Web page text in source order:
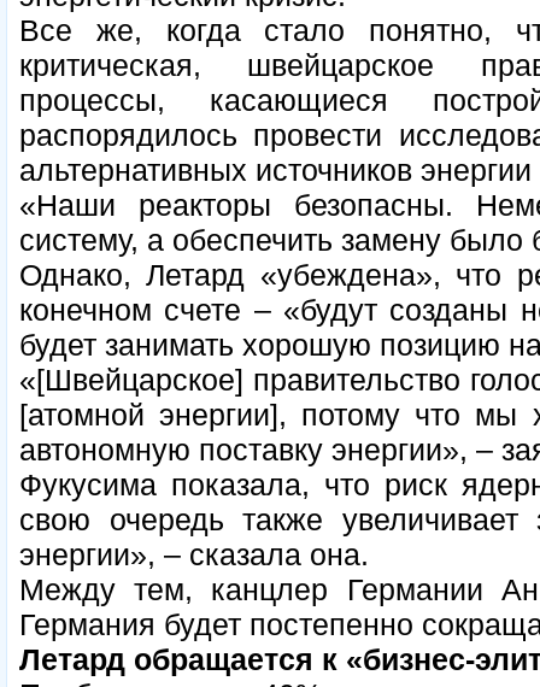
Все же, когда стало понятно,
критическая, швейцарское
процессы, касающиеся
распорядилось провести
альтернативных источников
«Наши реакторы безопасны.
систему, а обеспечить замену
Однако, Летард «убеждена», что
конечном счете – «будут
будет занимать хорошую позицию
«[Швейцарское] правительство
[атомной энергии], потому что мы
автономную поставку энергии», –
Фукусима показала, что риск
свою очередь также
энергии», – сказала она.
Между тем, канцлер Германии
Германия будет постепенно
Летард обращается к «бизнес-